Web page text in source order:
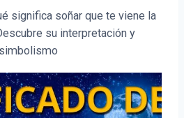
significa soñar que te viene la
su interpretación y
simbolismo